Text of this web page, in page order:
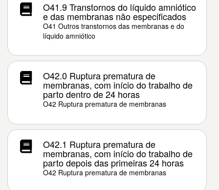
O41.9 Transtornos do líquido amniótico
e das membranas não especificados
O41 Outros transtornos das membranas e do
líquido amniótico
O42.0 Ruptura prematura de
membranas, com início do trabalho de
parto dentro de 24 horas
O42 Ruptura prematura de membranas
O42.1 Ruptura prematura de
membranas, com início do trabalho de
parto depois das primeiras 24 horas
O42 Ruptura prematura de membranas